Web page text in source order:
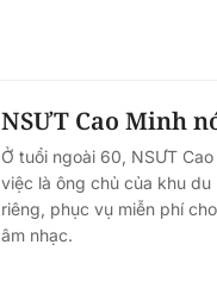
NSƯT Cao Minh
Ở tuổi ngoài 60, NSƯT
việc là ông chủ của khu
riêng, phục vụ miễn phí
âm nhạc.